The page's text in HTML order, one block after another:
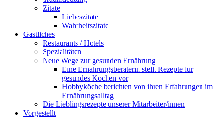
Zitate
Liebeszitate
Wahrheitszitate
Gastliches
Restaurants / Hotels
Spezialitäten
Neue Wege zur gesunden Ernährung
Eine Ernährungsberaterin stellt Rezepte für
gesundes Kochen vor
Hobbyköche berichten von ihren Erfahrungen im
Ernährungsalltag
Die Lieblingsrezepte unserer Mitarbeiter/innen
Vorgestellt